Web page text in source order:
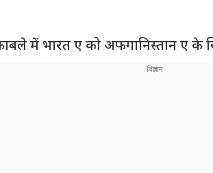
में भारत ए को अफगानिस्तान ए के